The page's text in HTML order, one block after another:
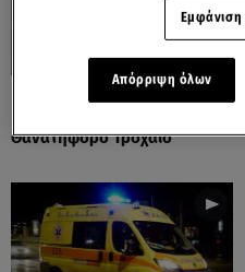
Πόρτο Ράφτη: Bίντεο
Θανατηφόρο Τροχαίο
Απόρριψη όλων